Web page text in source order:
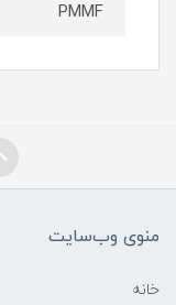
PMMF
منوی وب‌سایت
خانه